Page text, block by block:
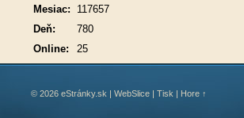
Online: 25
Mesiac:
117657
Deň:
780
© 2026 eStránky.sk | WebSlice | Tisk | Hore ↑